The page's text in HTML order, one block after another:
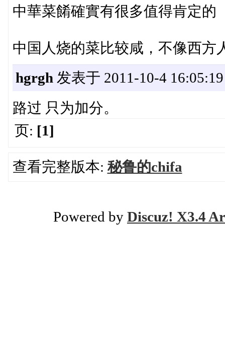
中華菜餚確實有很多值得肯定的
中国人烧的菜比较咸，不像西方
hgrgh 发表于 2011-10-4 16:05:19
路过 只为加分。
页: [1]
查看完整版本: 秘鲁的chifa
Powered by Discuz! X3.4